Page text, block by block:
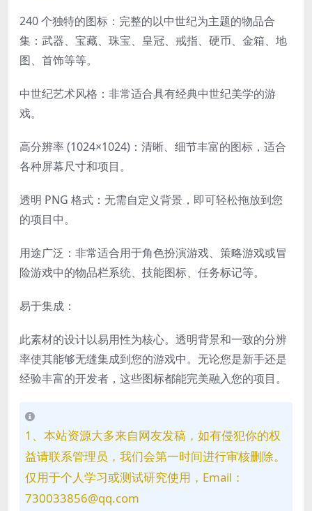
240 个独特的图标：完整的以中世纪为主题的物品合
集：武器、宝藏、珠宝、皇冠、戒指、硬币、金箱、地
图、首饰等等。
中世纪艺术风格：非常适合具有经典中世纪美学的游
戏。
高分辨率 (1024×1024)：清晰、细节丰富的图标，适合
各种屏幕尺寸和项目。
透明 PNG 格式：无需自定义背景，即可轻松拖放到您
的项目中。
用途广泛：非常适合用于角色扮演游戏、策略游戏或冒
险游戏中的物品栏系统、技能图标、任务标记等。
易于集成：
此素材的设计以易用性为核心。透明背景和一致的分辨
率使其能够无缝集成到您的游戏中。无论您是新手还是
经验丰富的开发者，这些图标都能完美融入您的项目。
1、本站资源大多来自网友发稿，如有侵犯你的权
益请联系管理员，我们会第一时间进行审核删除。
仅用于个人学习或测试研究使用，Email：
730033856@qq.com